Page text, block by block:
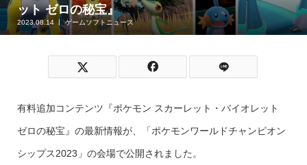
ット ゼロの秘宝』
2023.08.14 ゲームソフトニュース
有料追加コンテンツ『ポケモン スカーレット・バイオレット
ゼロの秘宝』の最新情報が、「ポケモンワールドチャンピオン
シップス2023」の会場で公開されました。